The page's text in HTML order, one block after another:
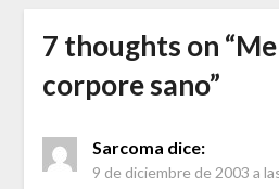
7 thoughts on “
corpore sano”
Sarcoma dice:
9 de diciembre de 2003 a